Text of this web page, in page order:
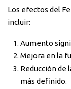
Los efectos del
incluir:
Aumento
Mejora en la
Reducción de
más definido.